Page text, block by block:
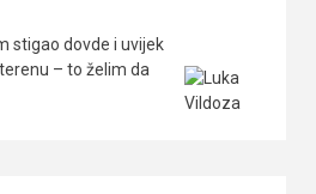
stigao dovde i uvijek
– to želim da